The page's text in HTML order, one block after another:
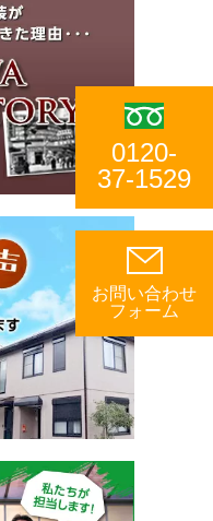
0120-
37-1529
お問い合わせ
フォーム